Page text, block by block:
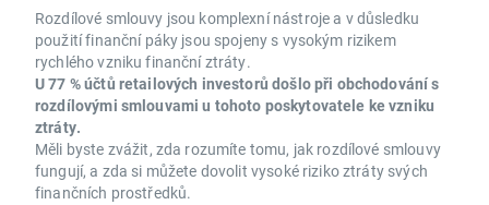
Rozdílové smlouvy jsou komplexní nástroje a v důsledku
použití finanční páky jsou spojeny s vysokým rizikem
rychlého vzniku finanční ztráty.
U 77 % účtů retailových investorů došlo při obchodování s
rozdílovými smlouvami u tohoto poskytovatele ke vzniku
ztráty.
Měli byste zvážit, zda rozumíte tomu, jak rozdílové smlouvy
fungují, a zda si můžete dovolit vysoké riziko ztráty svých
finančních prostředků.